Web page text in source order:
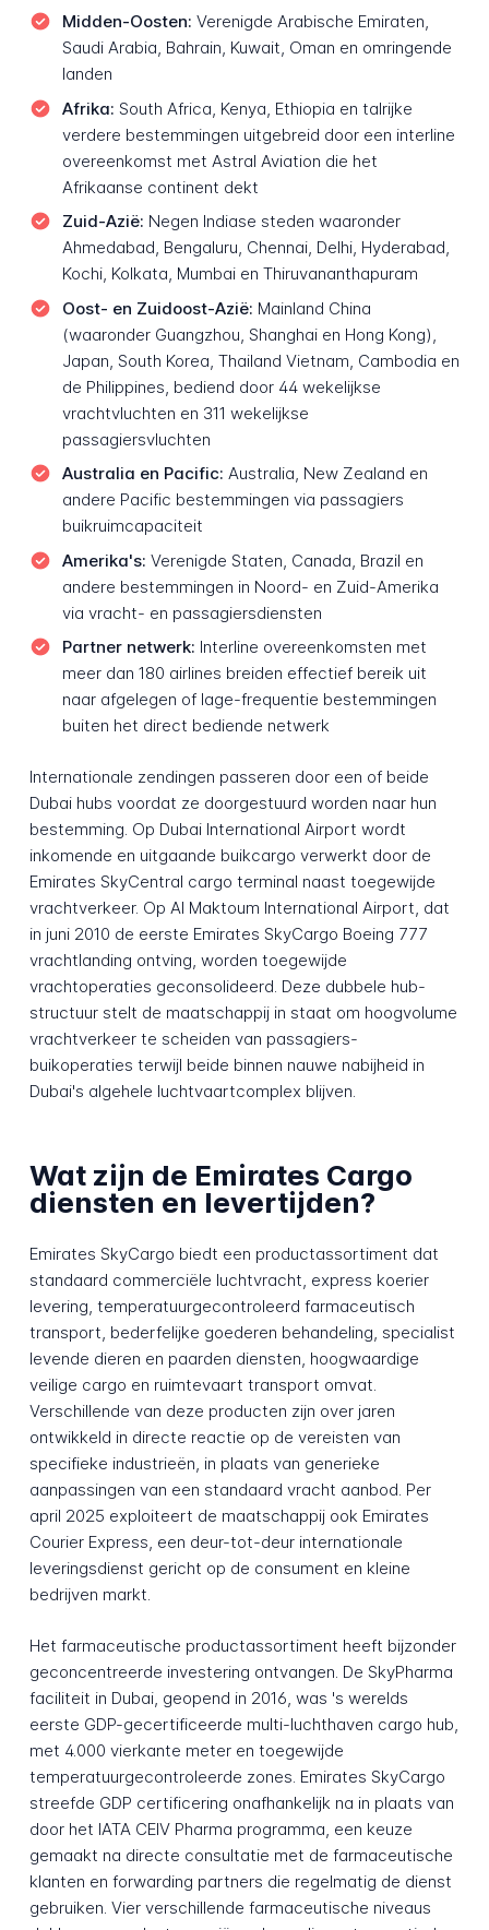
Midden-Oosten: Verenigde Arabische Emiraten,
Saudi Arabia, Bahrain, Kuwait, Oman en omringende
landen
Afrika: South Africa, Kenya, Ethiopia en talrijke
verdere bestemmingen uitgebreid door een interline
overeenkomst met Astral Aviation die het
Afrikaanse continent dekt
Zuid-Azië: Negen Indiase steden waaronder
Ahmedabad, Bengaluru, Chennai, Delhi, Hyderabad,
Kochi, Kolkata, Mumbai en Thiruvananthapuram
Oost- en Zuidoost-Azië: Mainland China
(waaronder Guangzhou, Shanghai en Hong Kong),
Japan, South Korea, Thailand Vietnam, Cambodia en
de Philippines, bediend door 44 wekelijkse
vrachtvluchten en 311 wekelijkse
passagiersvluchten
Australia en Pacific: Australia, New Zealand en
andere Pacific bestemmingen via passagiers
buikruimcapaciteit
Amerika's: Verenigde Staten, Canada, Brazil en
andere bestemmingen in Noord- en Zuid-Amerika
via vracht- en passagiersdiensten
Partner netwerk: Interline overeenkomsten met
meer dan 180 airlines breiden effectief bereik uit
naar afgelegen of lage-frequentie bestemmingen
buiten het direct bediende netwerk
Internationale zendingen passeren door een of beide
Dubai hubs voordat ze doorgestuurd worden naar hun
bestemming. Op Dubai International Airport wordt
inkomende en uitgaande buikcargo verwerkt door de
Emirates SkyCentral cargo terminal naast toegewijde
vrachtverkeer. Op Al Maktoum International Airport, dat
in juni 2010 de eerste Emirates SkyCargo Boeing 777
vrachtlanding ontving, worden toegewijde
vrachtoperaties geconsolideerd. Deze dubbele hub-
structuur stelt de maatschappij in staat om hoogvolume
vrachtverkeer te scheiden van passagiers-
buikoperaties terwijl beide binnen nauwe nabijheid in
Dubai's algehele luchtvaartcomplex blijven.
Wat zijn de Emirates Cargo
diensten en levertijden?
Emirates SkyCargo biedt een productassortiment dat
standaard commerciële luchtvracht, express koerier
levering, temperatuurgecontroleerd farmaceutisch
transport, bederfelijke goederen behandeling, specialist
levende dieren en paarden diensten, hoogwaardige
veilige cargo en ruimtevaart transport omvat.
Verschillende van deze producten zijn over jaren
ontwikkeld in directe reactie op de vereisten van
specifieke industrieën, in plaats van generieke
aanpassingen van een standaard vracht aanbod. Per
april 2025 exploiteert de maatschappij ook Emirates
Courier Express, een deur-tot-deur internationale
leveringsdienst gericht op de consument en kleine
bedrijven markt.
Het farmaceutische productassortiment heeft bijzonder
geconcentreerde investering ontvangen. De SkyPharma
faciliteit in Dubai, geopend in 2016, was 's werelds
eerste GDP-gecertificeerde multi-luchthaven cargo hub,
met 4.000 vierkante meter en toegewijde
temperatuurgecontroleerde zones. Emirates SkyCargo
streefde GDP certificering onafhankelijk na in plaats van
door het IATA CEIV Pharma programma, een keuze
gemaakt na directe consultatie met de farmaceutische
klanten en forwarding partners die regelmatig de dienst
gebruiken. Vier verschillende farmaceutische niveaus